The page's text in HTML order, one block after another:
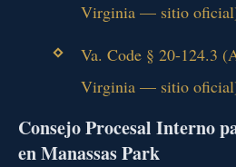
Virginia — sitio
Va. Code § 20-124.3
Virginia — sitio
Consejo Procesal Interno
en Manassas Park